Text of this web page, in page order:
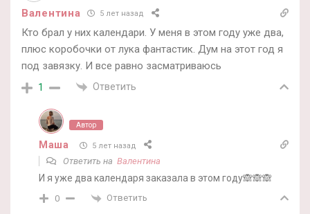
Валентина 5 лет назад
Кто брал у них календари. У меня в этом году уже два,
плюс коробочки от лука фантастик. Дум на этот год я
под завязку. И все равно засматриваюсь
1 Ответить
Автор
Маша 5 лет назад
Ответить на Валентина
И я уже два календаря заказала в этом году🙈🙈🙈
0 Ответить